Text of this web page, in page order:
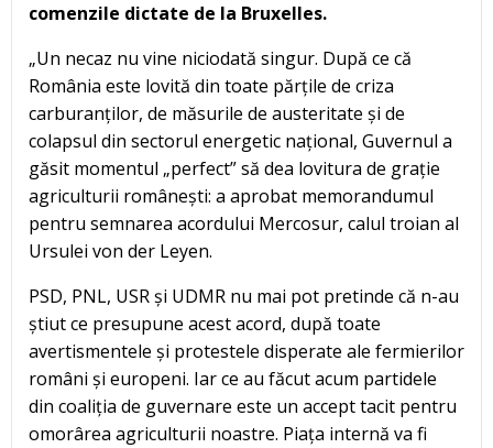
comenzile dictate de la Bruxelles.
„Un necaz nu vine niciodată singur. După ce că
România este lovită din toate părțile de criza
carburanților, de măsurile de austeritate și de
colapsul din sectorul energetic național, Guvernul a
găsit momentul „perfect” să dea lovitura de grație
agriculturii românești: a aprobat memorandumul
pentru semnarea acordului Mercosur, calul troian al
Ursulei von der Leyen.
PSD, PNL, USR și UDMR nu mai pot pretinde că n-au
știut ce presupune acest acord, după toate
avertismentele și protestele disperate ale fermierilor
români și europeni. Iar ce au făcut acum partidele
din coaliția de guvernare este un accept tacit pentru
omorârea agriculturii noastre. Piața internă va fi